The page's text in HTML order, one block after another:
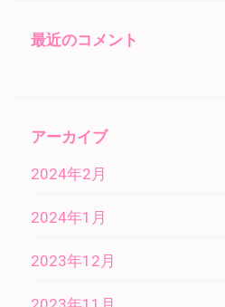
最近のコメント
アーカイブ
2024年2月
2024年1月
2023年12月